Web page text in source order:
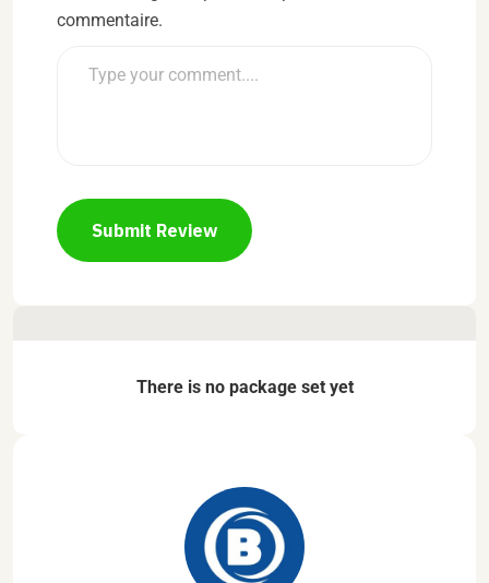
commentaire.
Submit Review
There is no package set yet